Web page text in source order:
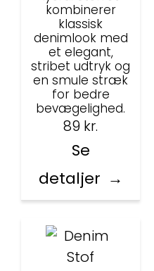
kombinerer
klassisk
denimlook med
et elegant,
stribet udtryk og
en smule stræk
for bedre
bevægelighed.
89 kr.
Se
detaljer